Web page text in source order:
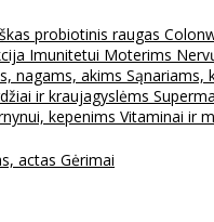
probiotinis raugas
Imunitetui Moterims
nagams, akims Sąnariams,
ir kraujagyslėms
kepenims Vitaminai ir
actas Gėrimai